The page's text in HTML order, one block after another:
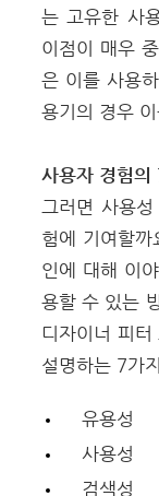
는 고유한 사
이점이 매우
은 이를 사용
용기의 경우
사용자 경험의
그러면 사용
험에 기여할
인에 대해 이
용할 수 있는
디자이너 피터
설명하는 7가
유용성
사용성
검색성